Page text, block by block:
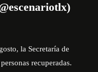
la Secretaría de
recuperadas.